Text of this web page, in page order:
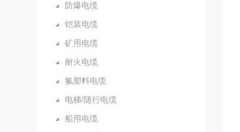
防爆电缆
铠装电缆
矿用电缆
耐火电缆
氟塑料电缆
电梯/随行电缆
船用电缆